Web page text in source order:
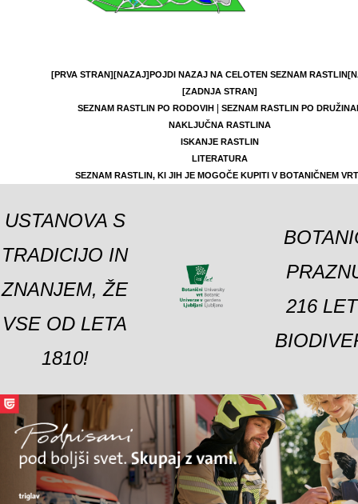
[PRVA STRAN][NAZAJ]POJDI NAZAJ NA CELOTEN SEZNAM RASTLIN
[ZADNJA STRAN]
SEZNAM RASTLIN PO RODOVIH|
SEZNAM RASTLIN PO
NAKLJUČNA RASTLINA
ISKANJE RASTLIN
LITERATURA
SEZNAM RASTLIN, KI JIH JE MOGOČE KUPITI V BOTANIČNEM
USTANOVA S
TRADICIJO IN
ZNANJEM, ŽE
VSE OD LETA
1810!
216